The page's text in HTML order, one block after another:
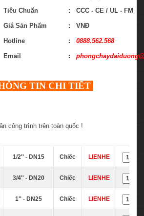
Tiêu Chuẩn : CCC - CE / UL - FM
Giá Sản Phẩm : VNĐ
Hotline : 0888.562.568
Email :
TIN CHI TIẾT
công trình trên toàn quốc !
1/2'' - DN15 Chiếc LIENHE
3/4'' - DN20 Chiếc LIENHE
1'' - DN25 Chiếc LIENHE